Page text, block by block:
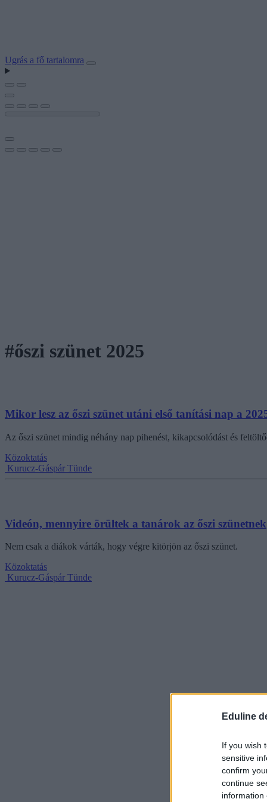
Eduline
If you wish
sensitive
confirm
continue
information
Ugrás a fő tartalomra
#őszi szünet 2025
Mikor lesz az őszi szünet utáni első tanítási nap a
Az őszi szünet mindig néhány nap pihenést, kikapcsolódást és
Közoktatás
Kurucz-Gáspár Tünde
Videón, mennyire örültek a tanárok az őszi szünetnek
Nem csak a diákok várták, hogy végre kitörjön az őszi szünet.
Közoktatás
Kurucz-Gáspár Tünde